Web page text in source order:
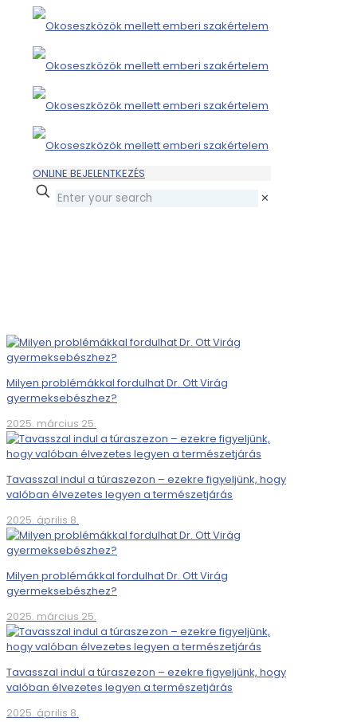
ONLINE BEJELENTKEZÉS
✕
Milyen problémákkal fordulhat Dr. Ott Virág
gyermeksebészhez?
2025. március 25.
Tavasszal indul a túraszezon – ezekre figyeljünk, hogy
valóban élvezetes legyen a természetjárás
2025. április 8.
Milyen problémákkal fordulhat Dr. Ott Virág
gyermeksebészhez?
2025. március 25.
Tavasszal indul a túraszezon – ezekre figyeljünk, hogy
valóban élvezetes legyen a természetjárás
2025. április 8.